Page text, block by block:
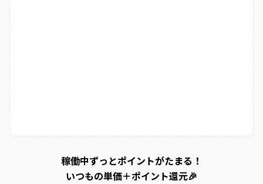
稼働中ずっとポイントがたまる！
いつもの単価＋ポイント還元🎉